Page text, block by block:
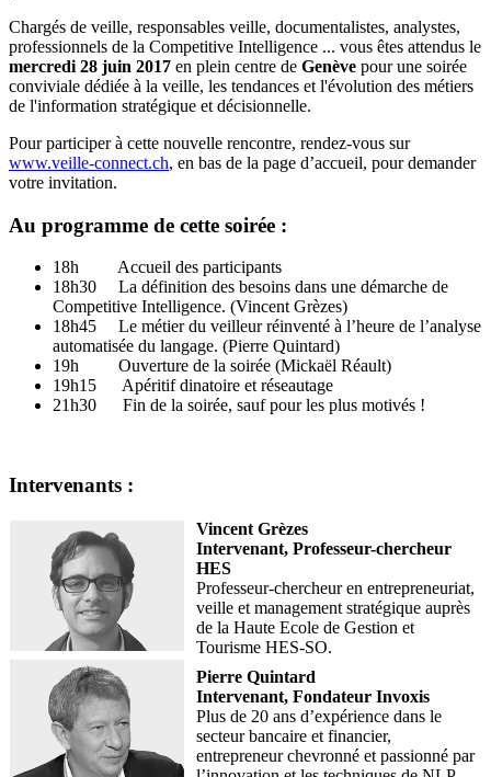
Chargés de veille, responsables veille, documentalistes, analystes,
professionnels de la Competitive Intelligence ... vous êtes attendus le
mercredi 28 juin 2017 en plein centre de Genève pour une soirée
conviviale dédiée à la veille, les tendances et l'évolution des métiers
de l'information stratégique et décisionnelle.
Pour participer à cette nouvelle rencontre, rendez-vous sur
www.veille-connect.ch, en bas de la page d’accueil, pour demander
votre invitation.
Au programme de cette soirée :
18h Accueil des participants
18h30 La définition des besoins dans une démarche de
Competitive Intelligence. (Vincent Grèzes)
18h45 Le métier du veilleur réinventé à l’heure de l’analyse
automatisée du langage. (Pierre Quintard)
19h Ouverture de la soirée (Mickaël Réault)
19h15 Apéritif dinatoire et réseautage
21h30 Fin de la soirée, sauf pour les plus motivés !
Intervenants :
Vincent Grèzes
Intervenant, Professeur-chercheur
HES
Professeur-chercheur en entrepreneuriat,
veille et management stratégique auprès
de la Haute Ecole de Gestion et
Tourisme HES-SO.
Pierre Quintard
Intervenant, Fondateur Invoxis
Plus de 20 ans d’expérience dans le
secteur bancaire et financier,
entrepreneur chevronné et passionné par